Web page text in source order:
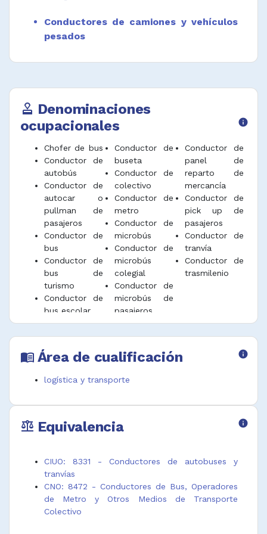
Conductores de camiones y vehículos
pesados
approval Denominaciones
ocupacionales
info
Chofer de bus
Conductor de
autobús
Conductor de
autocar o
pullman de
pasajeros
Conductor de
bus
Conductor de
bus de
turismo
Conductor de
bus escolar
Conductor de
buseta
Conductor de
colectivo
Conductor de
metro
Conductor de
microbús
Conductor de
microbús
colegial
Conductor de
microbús de
pasajeros
Conductor de
panel de
reparto de
mercancía
Conductor de
pick up de
pasajeros
Conductor de
tranvía
Conductor de
trasmilenio
menu_book Área de cualificación info
logística y transporte
balance Equivalencia info
CIUO: 8331 - Conductores de autobuses y
tranvías
CNO: 8472 - Conductores de Bus, Operadores
de Metro y Otros Medios de Transporte
Colectivo